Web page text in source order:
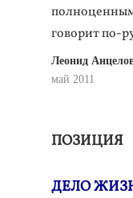
говорит по-
Леонид
май 2011
ПОЗИЦИЯ
ДЕЛО